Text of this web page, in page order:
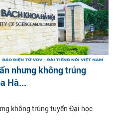
nhưng không trúng
Hà...
không trúng tuyển Đại học